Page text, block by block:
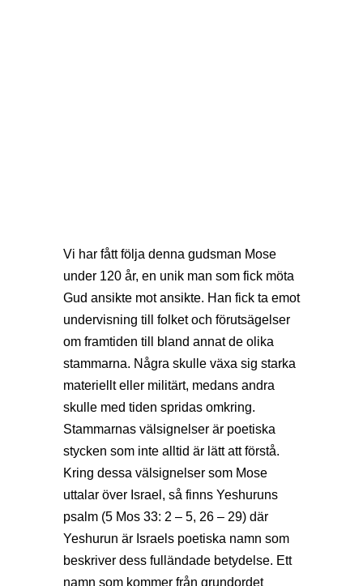
Vi har fått följa denna gudsman Mose
under 120 år, en unik man som fick möta
Gud ansikte mot ansikte. Han fick ta emot
undervisning till folket och förutsägelser
om framtiden till bland annat de olika
stammarna. Några skulle växa sig starka
materiellt eller militärt, medans andra
skulle med tiden spridas omkring.
Stammarnas välsignelser är poetiska
stycken som inte alltid är lätt att förstå.
Kring dessa välsignelser som Mose
uttalar över Israel, så finns Yeshuruns
psalm (5 Mos 33: 2 – 5, 26 – 29) där
Yeshurun är Israels poetiska namn som
beskriver dess fulländade betydelse. Ett
namn som kommer från grundordet